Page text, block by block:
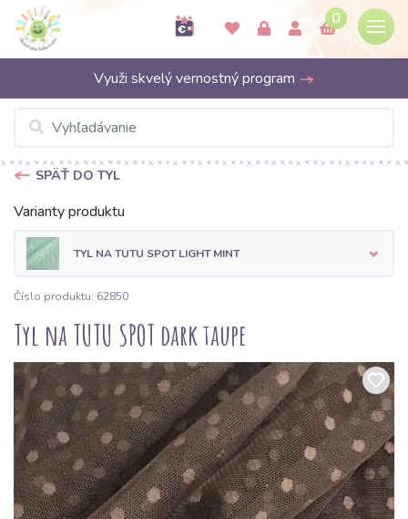
0
Využi skvelý vernostný program
SPÄŤ DO TYL
Varianty produktu
TYL NA TUTU SPOT LIGHT MINT
Číslo produktu: 62850
Tyl na TUTU SPOT dark taupe